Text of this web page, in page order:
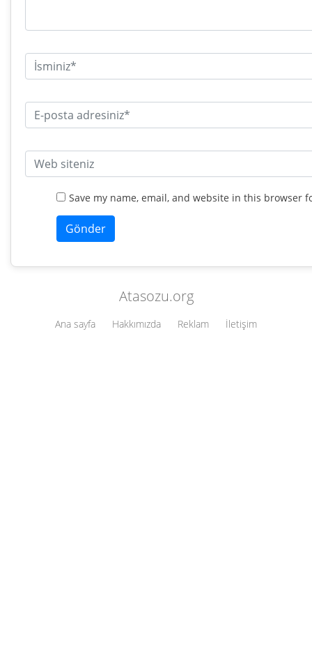
Save my name, email, and website in this browser
Atasozu.org
Ana sayfa Hakkımızda Reklam İletişim